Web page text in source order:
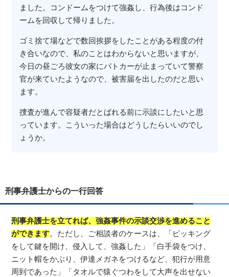
ました。コンドームをつけて強姦し、行為後はコンド
ームを回収して帰りました。
ゴミ捨て場などで数回挨拶をしたことがある程度の付
き合いなので、私のことはわからないと思いますが、
今日の昼ごろ彼女の家にパトカーが止まっていて警察
官が来ていたようなので、被害届を出したのだと思い
ます。
捜査が進んで容疑者だとばれる前に示談にしたいと思
っています。こういった場合はどうしたらいいのでし
ょうか。
刑事弁護士からの一行回答
刑事弁護士を立てれば、強姦事件の示談交渉を進めること
ができます。ただし、ご相談者のケースは、「ピッキング
をして鍵を開け、侵入して、強姦した」「白手袋をつけ、
ニット帽をかぶり、伊達メガネをつけるなど、犯行が用意
周到であった」「タオルで猿ぐつわをして大声を出せない